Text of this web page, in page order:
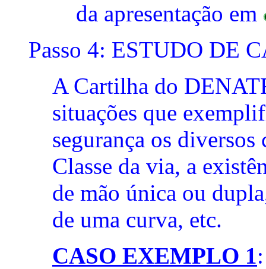
da apresentação em
Passo 4: ESTUDO DE
A Cartilha do
situações que
segurança os
Classe da via, a
de mão única ou
de uma curva, etc.
CASO EXEMPLO 1